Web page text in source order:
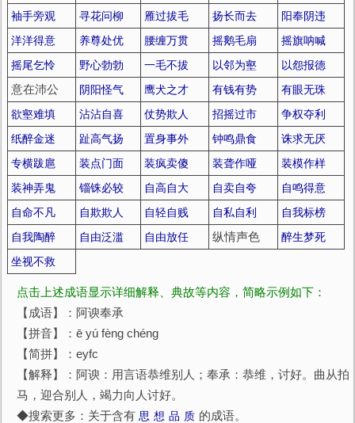
袖手旁观
寻花问柳 雁过拔毛 扬长而去
阳奉阴违
洋洋得意
养尊处优 腰缠万贯 摇鹅毛扇
摇旗呐喊
摇尾乞怜
野心勃勃 一毛不拔 以邻为壑
以怨报德
意在沛公
阴阳怪气 鹰犬之才 有钱有势
有眼无珠
欲壑难填
沾沾自喜 仗势欺人 招摇过市
争权夺利
纸醉金迷
趾高气扬 置身事外 钟鸣鼎食
诛求无厌
专横跋扈
装点门面 装疯卖傻 装聋作哑
装模作样
装神弄鬼
锱铢必较 自高自大 自卖自夸
自鸣得意
自命不凡
自欺欺人 自轻自贱 自私自利
自我标榜
自我陶醉
自由泛滥 自由放任 纵情声色
醉生梦死
坐视不救
点击上述成语显示详细解释、典故等内容，简略示例如下：
【成语】：阿谀奉承
【拼音】：ē yú fèng chéng
【简拼】：eyfc
【解释】：阿谀：用言语恭维别人；奉承：恭维，讨好。曲从拍
马，迎合别人，竭力向人讨好。
◆搜索更多：关于含有 思 想 品 质 的成语。